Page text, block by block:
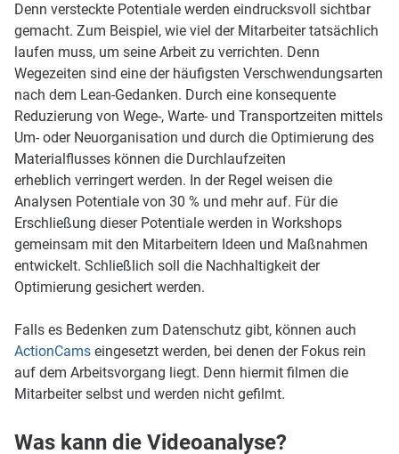
Denn versteckte Potentiale werden eindrucksvoll sichtbar
gemacht. Zum Beispiel, wie viel der Mitarbeiter tatsächlich
laufen muss, um seine Arbeit zu verrichten. Denn
Wegezeiten sind eine der häufigsten Verschwendungsarten
nach dem Lean-Gedanken. Durch eine konsequente
Reduzierung von Wege-, Warte- und Transportzeiten mittels
Um- oder Neuorganisation und durch die Optimierung des
Materialflusses können die Durchlaufzeiten
erheblich verringert werden. In der Regel weisen die
Analysen Potentiale von 30 % und mehr auf. Für die
Erschließung dieser Potentiale werden in Workshops
gemeinsam mit den Mitarbeitern Ideen und Maßnahmen
entwickelt. Schließlich soll die Nachhaltigkeit der
Optimierung gesichert werden.
Falls es Bedenken zum Datenschutz gibt, können auch
ActionCamseingesetzt werden, bei denen der Fokus rein
auf dem Arbeitsvorgang liegt. Denn hiermit filmen die
Mitarbeiter selbst und werden nicht gefilmt.
Was kann die Videoanalyse?